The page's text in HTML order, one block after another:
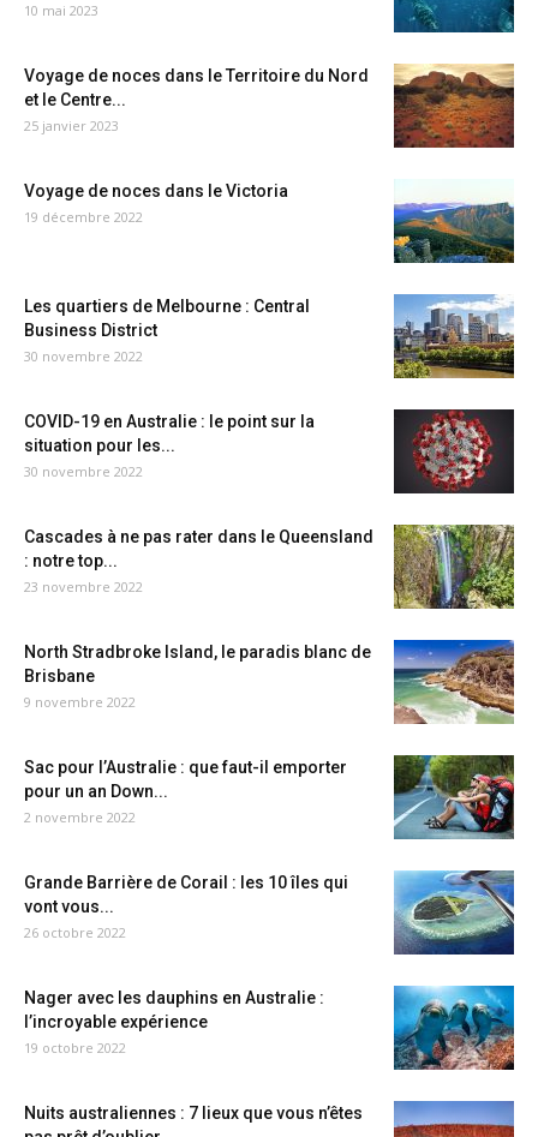
10 mai 2023
Voyage de noces dans le Territoire du Nord
et le Centre...
25 janvier 2023
Voyage de noces dans le Victoria
19 décembre 2022
Les quartiers de Melbourne : Central
Business District
30 novembre 2022
COVID-19 en Australie : le point sur la
situation pour les...
30 novembre 2022
Cascades à ne pas rater dans le Queensland
: notre top...
23 novembre 2022
North Stradbroke Island, le paradis blanc de
Brisbane
9 novembre 2022
Sac pour l’Australie : que faut-il emporter
pour un an Down...
2 novembre 2022
Grande Barrière de Corail : les 10 îles qui
vont vous...
26 octobre 2022
Nager avec les dauphins en Australie :
l’incroyable expérience
19 octobre 2022
Nuits australiennes : 7 lieux que vous n’êtes